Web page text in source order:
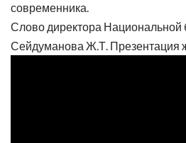
современника.
Слово директора Национальной
Сейдуманова Ж.Т.